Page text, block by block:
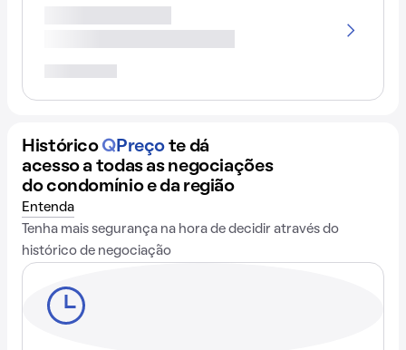
Histórico QPreço te dá
acesso a todas as negociações
do condomínio e da região
Entenda
Tenha mais segurança na hora de decidir através do
histórico de negociação